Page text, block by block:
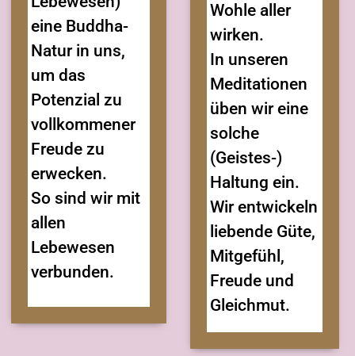
eine Buddha-
Natur in uns,
um das
Potenzial zu
vollkommener
Freude zu
erwecken.
So sind wir mit
allen
Lebewesen
verbunden.
Wohle aller
wirken.
In unseren
Meditationen
üben wir eine
solche
(Geistes-)
Haltung ein.
Wir entwickeln
liebende Güte,
Mitgefühl,
Freude und
Gleichmut.